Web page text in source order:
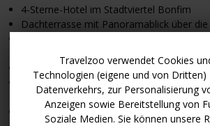
4-Sterne-Hotel im Stadtviertel Bonfim
Dachterrasse mit Panoramablick über die
Jeden Morgen stärken Sie sich bis 11 Uhr
In der Nähe befinden sich die
Bahnhof Campanhã.
Das historische Zentrumerreichen Sie
Travelzoo verwendet Cookies
Technologien (eigene und von Dritten)
Datenverkehrs, zur Personalisierung
Anzeigen sowie Bereitstellung von
Soziale Medien. Sie können unsere